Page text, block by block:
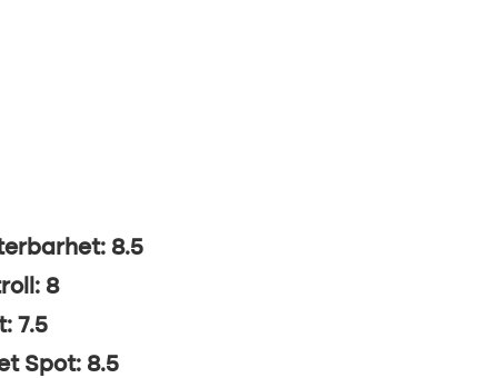
8.5
8
7.5
Spot: 8.5